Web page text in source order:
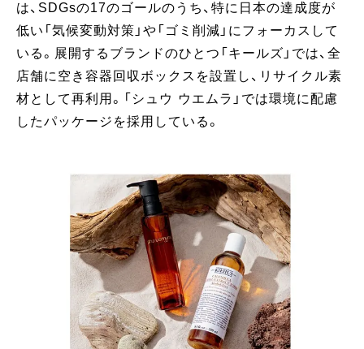
は、SDGsの17のゴールのうち、特に日本の達成度が
低い「気候変動対策」や「ゴミ削減」にフォーカスして
いる。展開するブランドのひとつ「キールズ」では、全
店舗に空き容器回収ボックスを設置し、リサイクル素
材として再利用。「シュウ ウエムラ」では環境に配慮
したパッケージを採用している。